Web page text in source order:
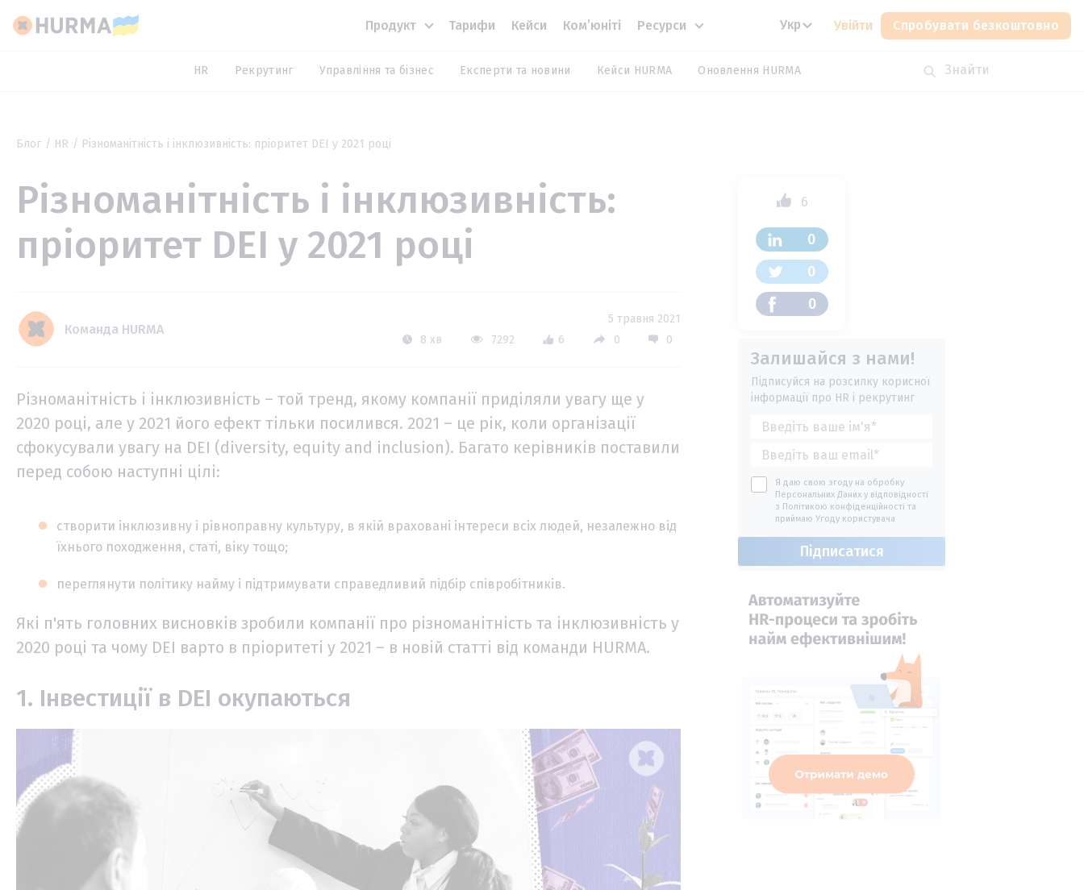
Продукт Тарифи Кейси Комʼюніті Ресурси Укр Увійти Спробувати безкоштовно
HR Рекрутинг Управління та бізнес Експерти та новини Кейси HURMA Оновлення HURMA
Блог HR Різноманітність і інклюзивність: пріоритет DEI у 2021 році
Різноманітність і інклюзивність:
пріоритет DEI у 2021 році
Команда HURMA
5 травня 2021
8 хв
7292 6 0 0
Різноманітність і інклюзивність – той тренд, якому компанії приділяли увагу ще у
2020 році, але у 2021 його ефект тільки посилився. 2021 – це рік, коли організації
сфокусували увагу на DEI (diversity, equity and inclusion). Багато керівників поставили
перед собою наступні цілі:
створити інклюзивну і рівноправну культуру, в якій враховані інтереси всіх людей, незалежно від
їхнього походження, статі, віку тощо;
переглянути політику найму і підтримувати справедливий підбір співробітників.
Які п'ять головних висновків зробили компанії про різноманітність та інклюзивність у
2020 році та чому DEI варто в пріоритеті у 2021 – в новій статті від команди HURMA.
1. Інвестиції в DEI окупаються
6
0
0
0
Залишайся з нами!
Підписуйся на розсилку корисної
інформації про HR і рекрутинг
Я даю свою згоду на обробку
Персональних Даних у відповідності
з Політикою конфіденційності та
приймаю Угоду користувача